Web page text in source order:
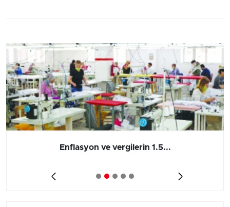
Enflasyon ve vergilerin 1.5...